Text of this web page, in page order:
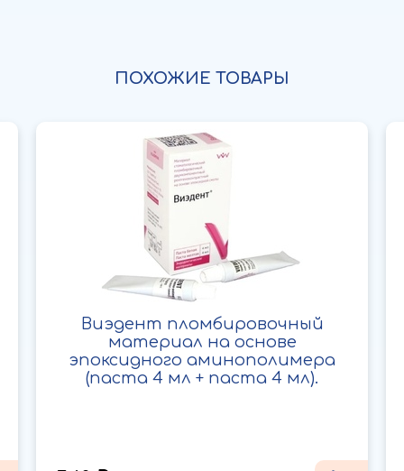
ПОХОЖИЕ ТОВАРЫ
Виэдент пломбировочный
материал на основе
эпоксидного аминополимера
(паста 4 мл + паста 4 мл).